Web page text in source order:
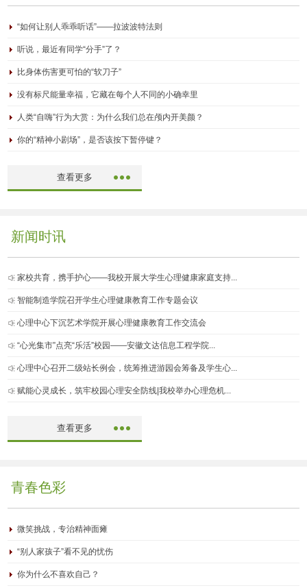
“如何让别人乖乖听话”——拉波波特法则
听说，最近有同学“分手”了？
比身体伤害更可怕的“软刀子”
没有标尺能量幸福，它藏在每个人不同的小确幸里
人类“自嗨”行为大赏：为什么我们总在颅内开美颜？
你的“精神小剧场”，是否该按下暂停键？
查看更多
新闻时讯
家校共育，携手护心——我校开展大学生心理健康家庭支持...
智能制造学院召开学生心理健康教育工作专题会议
心理中心下沉艺术学院开展心理健康教育工作交流会
“心光集市”点亮“乐活”校园——安徽文达信息工程学院...
心理中心召开二级站长例会，统筹推进游园会筹备及学生心...
赋能心灵成长，筑牢校园心理安全防线|我校举办心理危机...
查看更多
青春色彩
微笑挑战，专治精神面瘫
“别人家孩子”看不见的忧伤
你为什么不喜欢自己？